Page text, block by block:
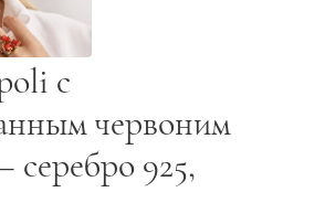
с
червоним
серебро 925,